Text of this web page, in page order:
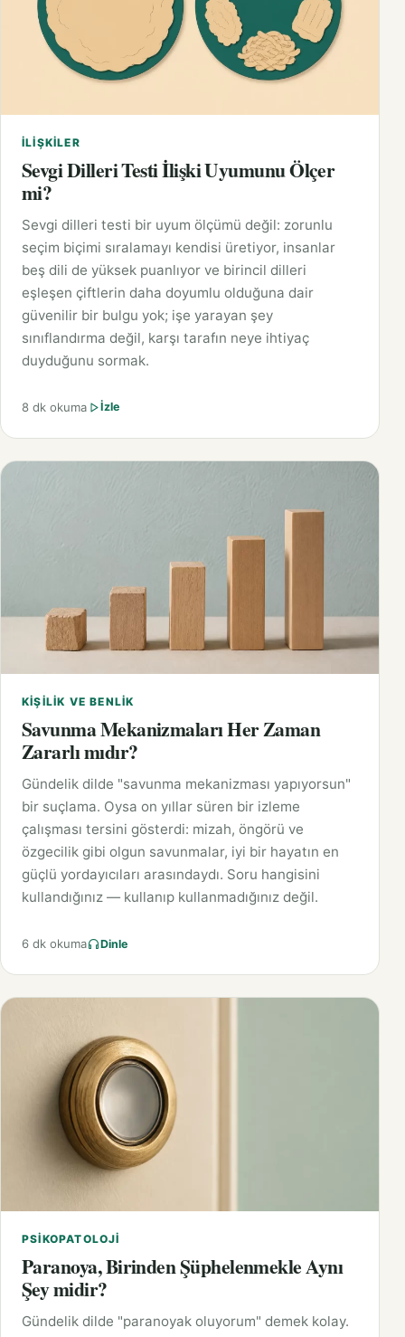
İLIŞKILER
Sevgi Dilleri Testi İlişki Uyumunu Ölçer
mi?
Sevgi dilleri testi bir uyum ölçümü değil: zorunlu
seçim biçimi sıralamayı kendisi üretiyor, insanlar
beş dili de yüksek puanlıyor ve birincil dilleri
eşleşen çiftlerin daha doyumlu olduğuna dair
güvenilir bir bulgu yok; işe yarayan şey
sınıflandırma değil, karşı tarafın neye ihtiyaç
duyduğunu sormak.
8 dk okuma İzle
KIŞILIK VE BENLIK
Savunma Mekanizmaları Her Zaman
Zararlı mıdır?
Gündelik dilde "savunma mekanizması yapıyorsun"
bir suçlama. Oysa on yıllar süren bir izleme
çalışması tersini gösterdi: mizah, öngörü ve
özgecilik gibi olgun savunmalar, iyi bir hayatın en
güçlü yordayıcıları arasındaydı. Soru hangisini
kullandığınız — kullanıp kullanmadığınız değil.
6 dk okuma Dinle
PSIKOPATOLOJI
Paranoya, Birinden Şüphelenmekle Aynı
Şey midir?
Gündelik dilde "paranoyak oluyorum" demek kolay.